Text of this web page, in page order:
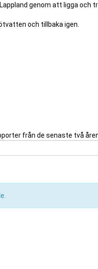
genom att ligga och
och tillbaka igen.
från de senaste två